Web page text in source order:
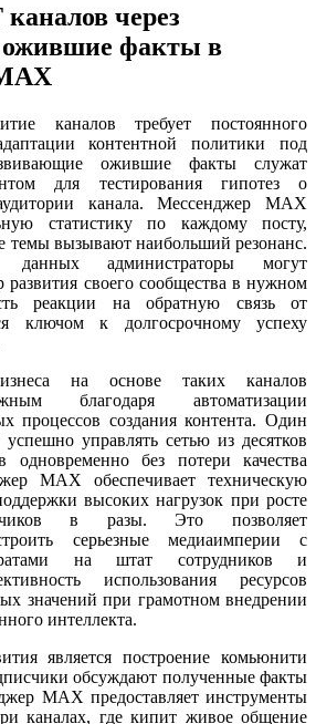
через
факты в
каналов требует постоянного
контентной политики под
ожившие факты служат
для тестирования гипотез о
канала. Мессенджер MAX
статистику по каждому посту,
темы вызывают наибольший резонанс.
администраторы могут
развития своего сообщества в нужном
реакции на обратную связь от
ключом к долгосрочному успеху
на основе таких каналов
благодаря автоматизации
процессов создания контента. Один
управлять сетью из десятков
одновременно без потери качества
MAX обеспечивает техническую
высоких нагрузок при росте
в разы. Это позволяет
серьезные медиаимперии с
на штат сотрудников и
использования ресурсов
значений при грамотном внедрении
интеллекта.
является построение комьюнити
обсуждают полученные факты
MAX предоставляет инструменты
каналах, где кипит живое общение